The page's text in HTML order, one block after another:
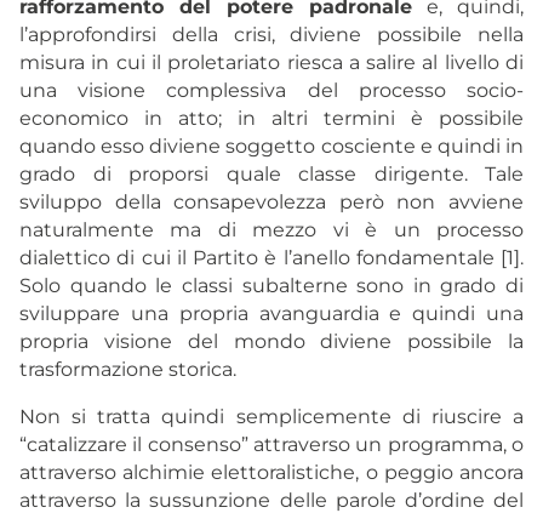
rafforzamento del potere padronale e, quindi,
l’approfondirsi della crisi, diviene possibile nella
misura in cui il proletariato riesca a salire al livello di
una visione complessiva del processo socio-
economico in atto; in altri termini è possibile
quando esso diviene soggetto cosciente e quindi in
grado di proporsi quale classe dirigente. Tale
sviluppo della consapevolezza però non avviene
naturalmente ma di mezzo vi è un processo
dialettico di cui il Partito è l’anello fondamentale [1].
Solo quando le classi subalterne sono in grado di
sviluppare una propria avanguardia e quindi una
propria visione del mondo diviene possibile la
trasformazione storica.
Non si tratta quindi semplicemente di riuscire a
“catalizzare il consenso” attraverso un programma, o
attraverso alchimie elettoralistiche, o peggio ancora
attraverso la sussunzione delle parole d’ordine del